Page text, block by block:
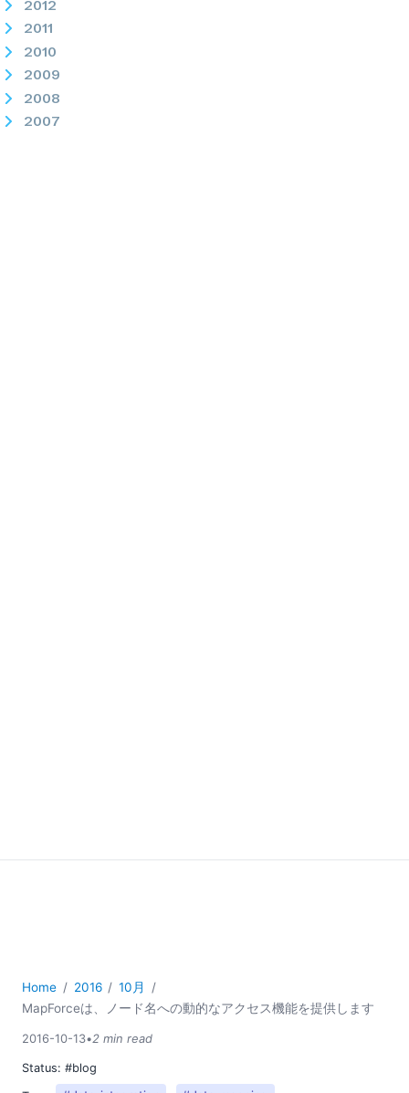
2012
2011
2010
2009
2008
2007
Home 2016
10月
MapForceは、ノード名への動的なアクセス機能を提供します
2016-10-13•2 min read
Status: #blog